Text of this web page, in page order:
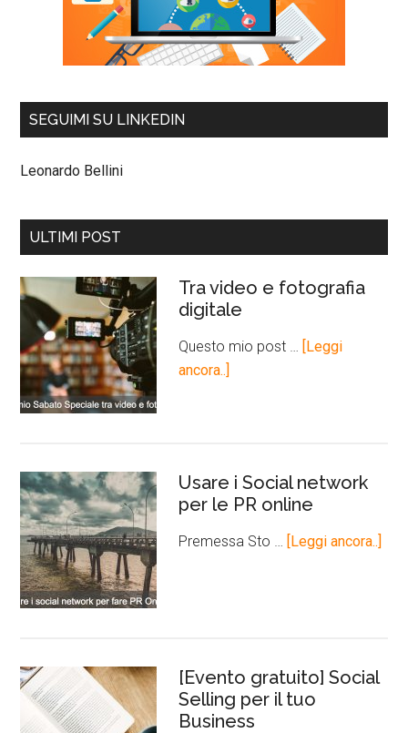
SEGUIMI SU LINKEDIN
Leonardo Bellini
ULTIMI POST
Tra video e fotografia
digitale
Questo mio post … [Leggi
ancora..]
Usare i Social network
per le PR online
Premessa Sto … [Leggi ancora..]
[Evento gratuito] Social
Selling per il tuo
Business